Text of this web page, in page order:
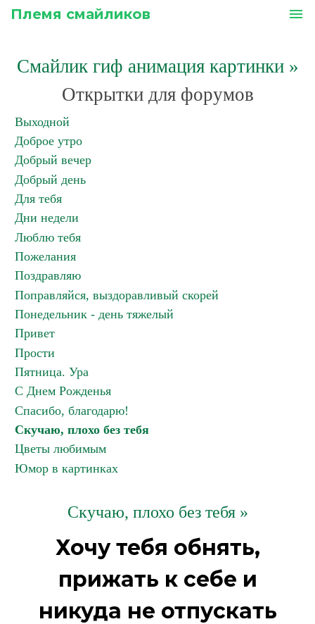
Племя смайликов menu
Смайлик гиф анимация картинки»
Открытки для форумов
Выходной
Доброе утро
Добрый вечер
Добрый день
Для тебя
Дни недели
Люблю тебя
Пожелания
Поздравляю
Поправляйся, выздоравливый скорей
Понедельник - день тяжелый
Привет
Прости
Пятница. Ура
С Днем Рожденья
Спасибо, благодарю!
Скучаю, плохо без тебя
Цветы любимым
Юмор в картинках
Скучаю, плохо без тебя »
Хочу тебя обнять,
прижать к себе и
никуда не отпускать